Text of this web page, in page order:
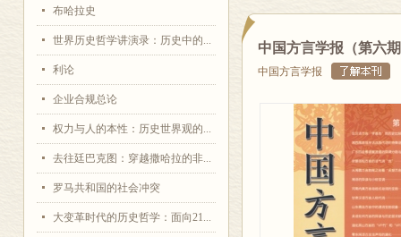
布哈拉史
世界历史哲学讲演录：历史中的...
利论
企业合规总论
权力与人的本性：历史世界观的...
去往廷巴克图：穿越撒哈拉的非...
罗马共和国的社会冲突
大变革时代的历史哲学：面向21...
中国方言学报（第六
中国方言学报